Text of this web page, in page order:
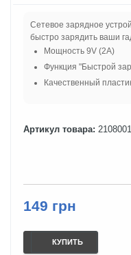
Сетевое зарядное
быстро зарядить ваши
Мощность 9V (2A)
Функция "Быстрой
Качественный
Артикул товара: 2108001
149 грн
КУПИТЬ